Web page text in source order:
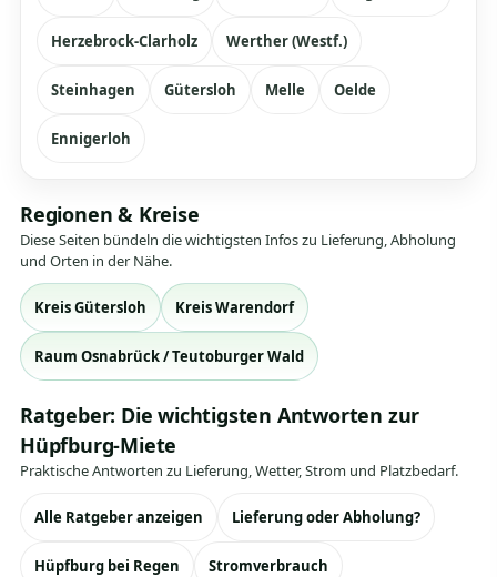
Herzebrock-Clarholz Werther (Westf.)
Steinhagen Gütersloh Melle Oelde
Ennigerloh
Regionen & Kreise
Diese Seiten bündeln die wichtigsten Infos zu Lieferung, Abholung
und Orten in der Nähe.
Kreis Gütersloh Kreis Warendorf
Raum Osnabrück / Teutoburger Wald
Ratgeber: Die wichtigsten Antworten zur
Hüpfburg-Miete
Praktische Antworten zu Lieferung, Wetter, Strom und Platzbedarf.
Alle Ratgeber anzeigen Lieferung oder Abholung?
Hüpfburg bei Regen Stromverbrauch